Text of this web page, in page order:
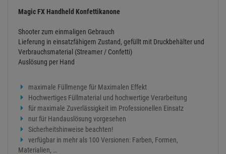
Magic FX Handheld Konfettikanone
Shooter zum einmaligen Gebrauch
Lieferung in einsatzfähigem Zustand, gefüllt mit Druckbehälter und
Verbrauchsmaterial (Streamer / Confetti)
Auslösung per Hand
maximale Füllmenge für Maximalen Effekt
Hochwertiges Füllmaterial und hochwertige Verarbeitung
für maximale Zuverlässigkeit im Professionellen Einsatz
nur für Handauslösung vorgesehen
Sicherheitshinweise beachten!
verfügbar in mehr als 100 Versionen: Farben, Formen,
Materialien, …